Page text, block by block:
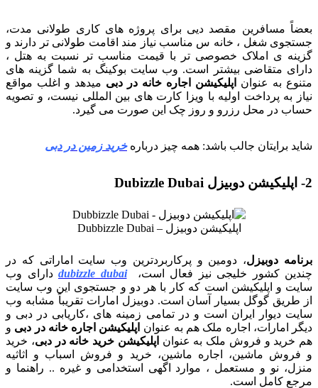
بعضاً مسافرین مقصد دیی برای پروژه های کاری طولانی مدت،
جستجوی شغل ، خانه س مناسب نیاز مند اقامت طولانی تر دارند و
گزینه ی املاک خصوصی تر با قیمت مناسب تر نسبت به هتل ،
دارای متقاضی بیشتر است. وب سایت بوکینگ به شما گزینه های
متنوع به عنوان
اپلیکیشن اجاره خانه در دبی میدهد و اغلب مواقع
نیاز به پرداخت اولیه با ویزا کارت های بین المللی نیست، و تصویه
حساب در محل رزرو و روز چک این صورت می گیرد.
شاید برایتان جالب باشد: همه چیز دربارهخرید زمین در دبی
2- اپلیکیشن دوبیزل Dubizzle Dubai
اپلیکیشن دوبیزل – Dubbizzle Dubai
برنامه دوبیزل، دومین و پرکاربردترین وب سایت اماراتی که در
چندین کشور خلیجی نیز فعال است،dubizzle dubai دارای وب
سایت و اپلیکیشن است که کار با هر دو و جستجوی این وب سایت
از طریق گوگل بسیار آسان است. دوبیزل امارات تقریباً مشابه وب
سایت دیوار ایران است و در تمامی زمینه های ،کاریابی در دبی و
دیگر امارات، اجاره ملک هم به عنوان اپلیکیشن اجاره خانه در دبی و
هم خرید و فروش ملک به عنوان اپلیکیشن خرید خانه در دبی، خرید
و فروش ماشین، اجاره ماشین، خرید و فروش اسباب و اثاثیه
منزل، نو و مستعمل ، موارد اگهی استخدامی و غیره .. راهنما و
مرجع کامل است.